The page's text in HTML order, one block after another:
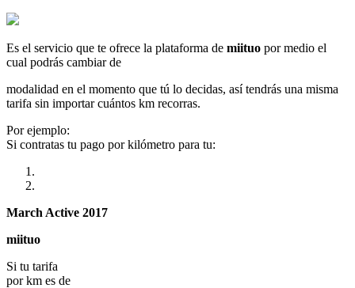
Es el servicio que te ofrece la plataforma de miituo por medio el
cual podrás cambiar de
modalidad en el momento que tú lo decidas, así tendrás una misma
tarifa sin importar cuántos km recorras.
Por ejemplo:
Si contratas tu pago por kilómetro para tu:
March Active 2017
miituo
Si tu tarifa
por km es de